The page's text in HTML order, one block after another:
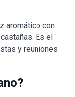
aromático con
Es el
y reuniones